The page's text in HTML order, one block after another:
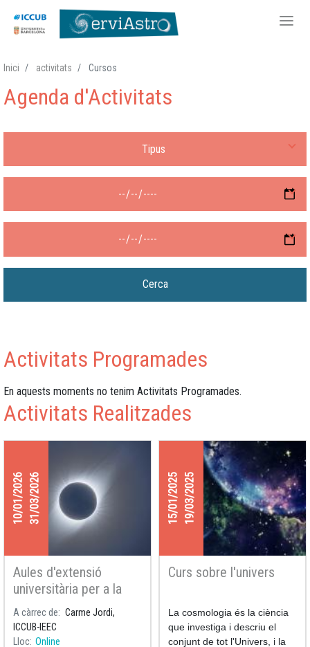
contingut
Inici activitats Cursos
Agenda d'Activitats
Activitats Programades
En aquests moments no tenim Activitats Programades.
Activitats Realitzades
10/01/202631/03/2026
Aules d'extensió
universitària per a la
gent gran de la UB: "12
d'agost de 2026:
eclipsi total de Sol"
A càrrec de
Carme Jordi,
ICCUB-IEEC
Lloc Online
15/01/202519/03/2025
Curs sobre l'univers
La cosmologia és la ciència
que investiga i descriu el
conjunt de tot l'Univers, i la